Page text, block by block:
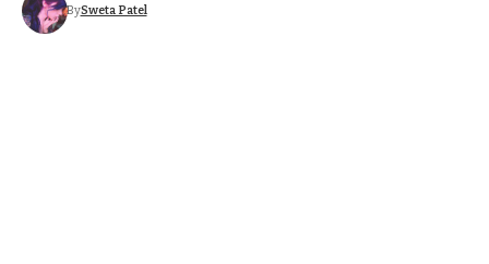
BySweta Patel